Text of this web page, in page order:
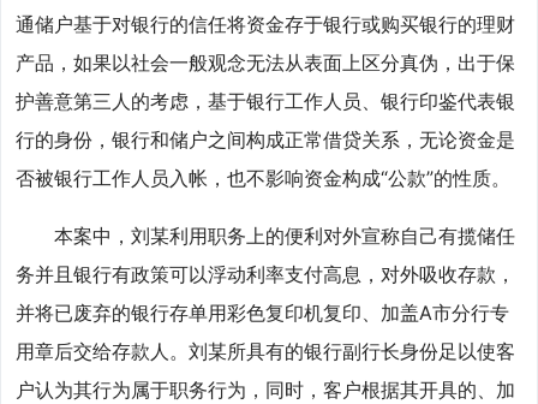
通储户基于对银行的信任将资金存于银行或购买银行的理财
产品，如果以社会一般观念无法从表面上区分真伪，出于保
护善意第三人的考虑，基于银行工作人员、银行印鉴代表银
行的身份，银行和储户之间构成正常借贷关系，无论资金是
否被银行工作人员入帐，也不影响资金构成“公款”的性质。
本案中，刘某利用职务上的便利对外宣称自己有揽储任
务并且银行有政策可以浮动利率支付高息，对外吸收存款，
并将已废弃的银行存单用彩色复印机复印、加盖A市分行专
用章后交给存款人。刘某所具有的银行副行长身份足以使客
户认为其行为属于职务行为，同时，客户根据其开具的、加